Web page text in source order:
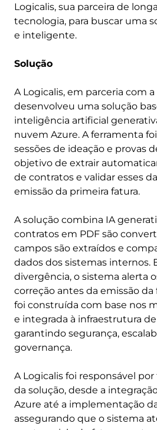
Logicalis, sua parceira de
tecnologia, para buscar uma
e inteligente.
Solução
A Logicalis, em parceria com
desenvolveu uma solução
inteligência artificial
nuvem Azure. A ferramenta
sessões de ideação e provas
objetivo de extrair
de contratos e validar esses
emissão da primeira fatura.
A solução combina IA
contratos em PDF são
campos são extraídos e
dados dos sistemas internos.
divergência, o sistema alerta
correção antes da emissão da
foi construída com base nos
e integrada à infraestrutura
garantindo segurança,
governança.
A Logicalis foi responsável
da solução, desde a
Azure até a implementação
assegurando que o sistema